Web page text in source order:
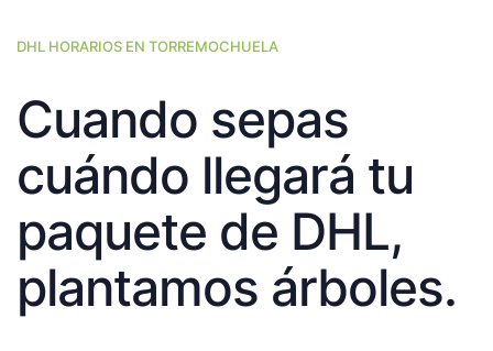
DHL HORARIOS EN TORREMOCHUELA
Cuando sepas
cuándo llegará tu
paquete de DHL,
plantamos árboles.